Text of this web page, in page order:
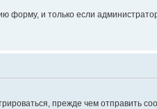
форму, и только если
прежде чем отправить